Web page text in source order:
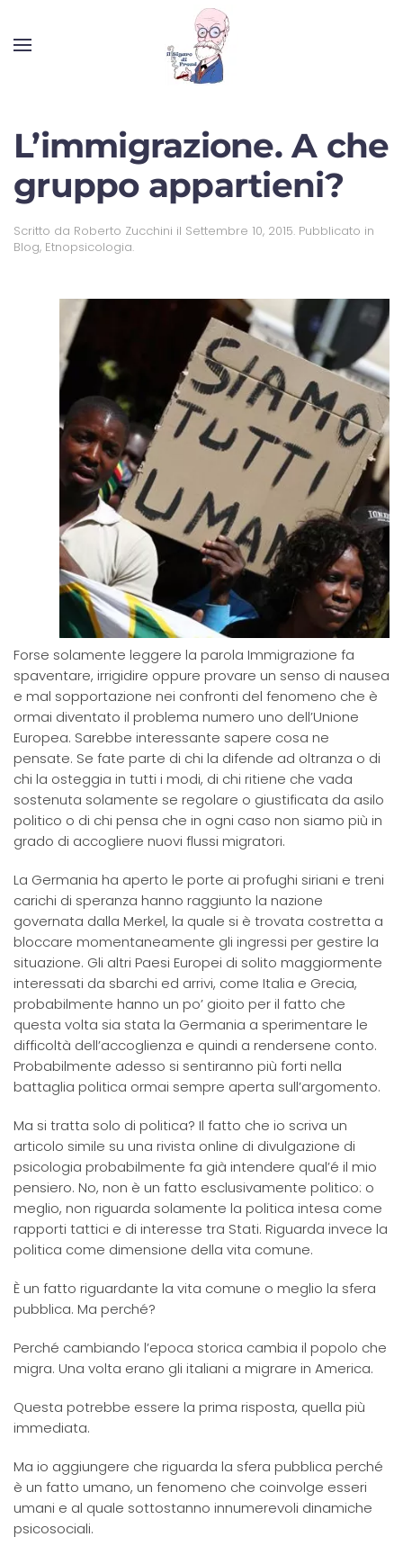
L’immigrazione. A che
gruppo appartieni?
Scritto da Roberto Zucchini il Settembre 10, 2015. Pubblicato in
Blog, Etnopsicologia.
Forse solamente leggere la parola Immigrazione fa
spaventare, irrigidire oppure provare un senso di nausea
e mal sopportazione nei confronti del fenomeno che è
ormai diventato il problema numero uno dell’Unione
Europea. Sarebbe interessante sapere cosa ne
pensate. Se fate parte di chi la difende ad oltranza o di
chi la osteggia in tutti i modi, di chi ritiene che vada
sostenuta solamente se regolare o giustificata da asilo
politico o di chi pensa che in ogni caso non siamo più in
grado di accogliere nuovi flussi migratori.
La Germania ha aperto le porte ai profughi siriani e treni
carichi di speranza hanno raggiunto la nazione
governata dalla Merkel, la quale si è trovata costretta a
bloccare momentaneamente gli ingressi per gestire la
situazione. Gli altri Paesi Europei di solito maggiormente
interessati da sbarchi ed arrivi, come Italia e Grecia,
probabilmente hanno un po’ gioito per il fatto che
questa volta sia stata la Germania a sperimentare le
difficoltà dell’accoglienza e quindi a rendersene conto.
Probabilmente adesso si sentiranno più forti nella
battaglia politica ormai sempre aperta sull’argomento.
Ma si tratta solo di politica? Il fatto che io scriva un
articolo simile su una rivista online di divulgazione di
psicologia probabilmente fa già intendere qual’é il mio
pensiero. No, non è un fatto esclusivamente politico: o
meglio, non riguarda solamente la politica intesa come
rapporti tattici e di interesse tra Stati. Riguarda invece la
politica come dimensione della vita comune.
È un fatto riguardante la vita comune o meglio la sfera
pubblica. Ma perché?
Perché cambiando l’epoca storica cambia il popolo che
migra. Una volta erano gli italiani a migrare in America.
Questa potrebbe essere la prima risposta, quella più
immediata.
Ma io aggiungere che riguarda la sfera pubblica perché
è un fatto umano, un fenomeno che coinvolge esseri
umani e al quale sottostanno innumerevoli dinamiche
psicosociali.